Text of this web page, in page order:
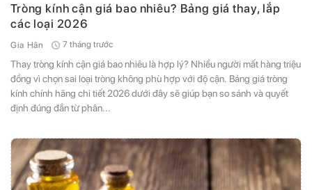
Tròng kính cận giá bao nhiêu? Bảng giá thay, lắp
các loại 2026
Gia Hân 7 tháng trước
Thay tròng kính cận giá bao nhiêu là hợp lý? Nhiều người mất hàng triệu
đồng vì chọn sai loại tròng không phù hợp với độ cận. Bảng giá tròng
kính chính hãng chi tiết 2026 dưới đây sẽ giúp bạn so sánh và quyết
định đúng đắn từ phân...